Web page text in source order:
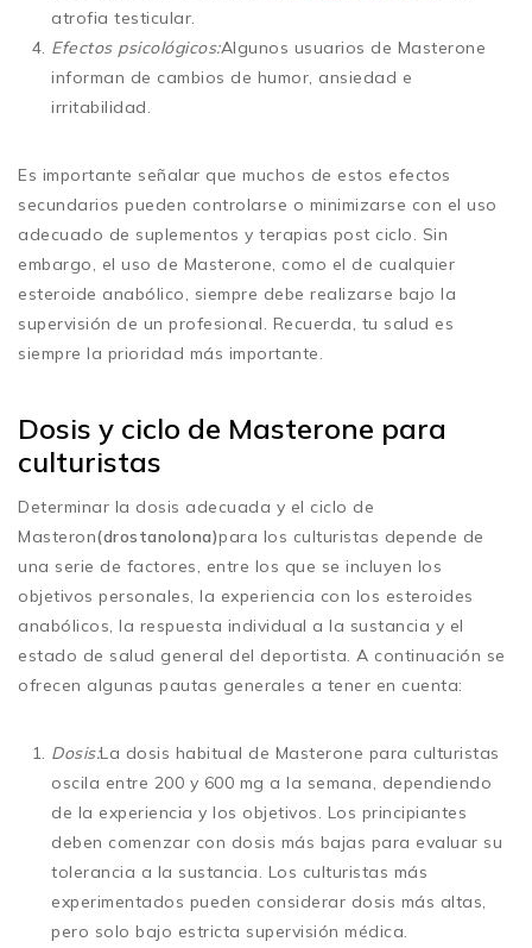
atrofia testicular.
Efectos psicológicos:Algunos usuarios de Masterone
informan de cambios de humor, ansiedad e
irritabilidad.
Es importante señalar que muchos de estos efectos
secundarios pueden controlarse o minimizarse con el uso
adecuado de suplementos y terapias post ciclo. Sin
embargo, el uso de Masterone, como el de cualquier
esteroide anabólico, siempre debe realizarse bajo la
supervisión de un profesional. Recuerda, tu salud es
siempre la prioridad más importante.
Dosis y ciclo de Masterone para
culturistas
Determinar la dosis adecuada y el ciclo de
Masteron(drostanolona)para los culturistas depende de
una serie de factores, entre los que se incluyen los
objetivos personales, la experiencia con los esteroides
anabólicos, la respuesta individual a la sustancia y el
estado de salud general del deportista. A continuación se
ofrecen algunas pautas generales a tener en cuenta:
Dosis:La dosis habitual de Masterone para culturistas
oscila entre 200 y 600 mg a la semana, dependiendo
de la experiencia y los objetivos. Los principiantes
deben comenzar con dosis más bajas para evaluar su
tolerancia a la sustancia. Los culturistas más
experimentados pueden considerar dosis más altas,
pero solo bajo estricta supervisión médica.